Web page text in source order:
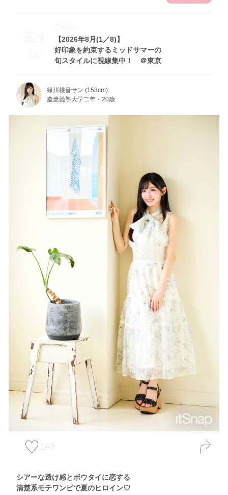
8.4
Tue
【2026年8月(1／8)】
好印象を約束するミッドサマーの
旬スタイルに視線集中！ ＠東京
Theme
篠川桃音サン (153cm)
慶應義塾大学二年・20歳
149
シアーな透け感とボウタイに恋する
清楚系モテワンピで夏のヒロイン♡